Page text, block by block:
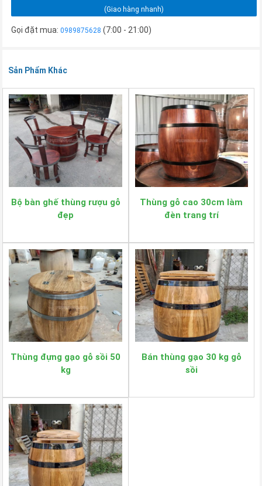
(Giao hàng nhanh)
Gọi đặt mua:0989875628 (7:00 - 21:00)
Sản Phẩm Khác
Bộ bàn ghế thùng rượu gỗ
đẹp
Thùng gỗ cao 30cm làm
đèn trang trí
Thùng đựng gạo gỗ sồi 50
kg
Bán thùng gạo 30 kg gỗ
sồi